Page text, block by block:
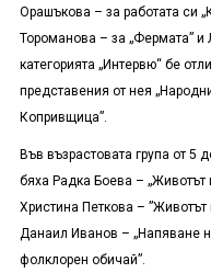
Орашъкова – за работата си
Тороманова – за „Фермата” и
категорията „Интервю“ бе
представения от нея
Копривщица”.
Във възрастовата група от 5
бяха Радка Боева – „Животът
Христина Петкова – ”Животът
Данаил Иванов – „Напяване
фолклорен обичай”.